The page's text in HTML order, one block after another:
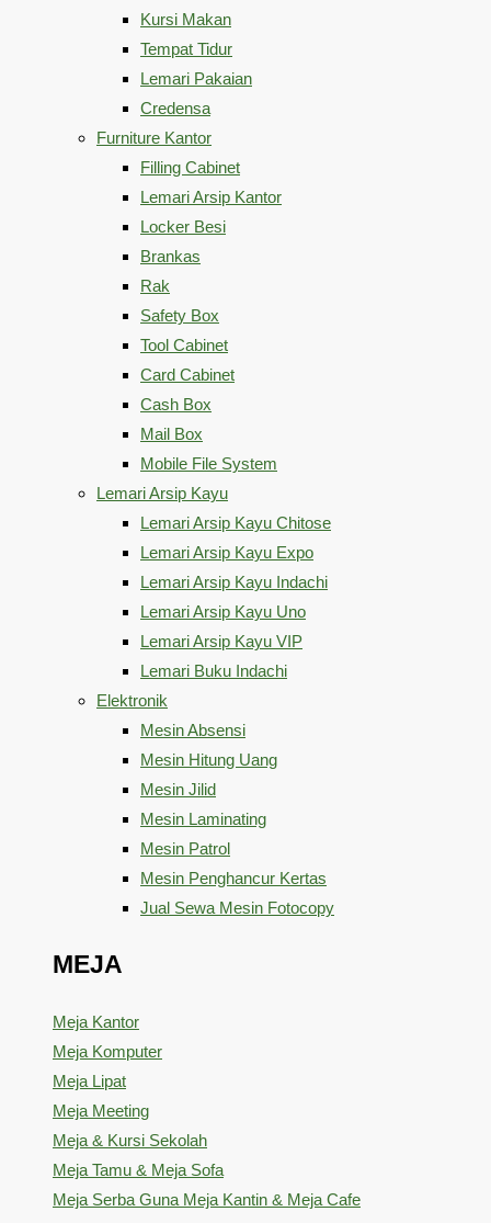
Kursi Makan
Tempat Tidur
Lemari Pakaian
Credensa
Furniture Kantor
Filling Cabinet
Lemari Arsip Kantor
Locker Besi
Brankas
Rak
Safety Box
Tool Cabinet
Card Cabinet
Cash Box
Mail Box
Mobile File System
Lemari Arsip Kayu
Lemari Arsip Kayu Chitose
Lemari Arsip Kayu Expo
Lemari Arsip Kayu Indachi
Lemari Arsip Kayu Uno
Lemari Arsip Kayu VIP
Lemari Buku Indachi
Elektronik
Mesin Absensi
Mesin Hitung Uang
Mesin Jilid
Mesin Laminating
Mesin Patrol
Mesin Penghancur Kertas
Jual Sewa Mesin Fotocopy
MEJA
Meja Kantor
Meja Komputer
Meja Lipat
Meja Meeting
Meja & Kursi Sekolah
Meja Tamu & Meja Sofa
Meja Serba Guna Meja Kantin & Meja Cafe